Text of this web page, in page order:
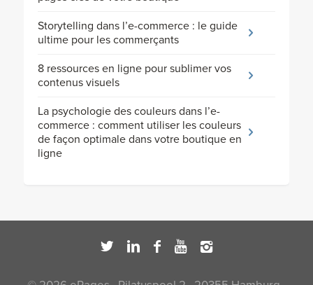
Storytelling dans l’e-commerce : le guide
ultime pour les commerçants
8 ressources en ligne pour sublimer vos
contenus visuels
La psychologie des couleurs dans l’e-
commerce : comment utiliser les couleurs
de façon optimale dans votre boutique en
ligne